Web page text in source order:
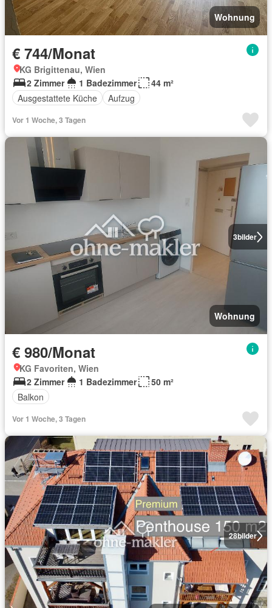
Wohnung
€ 744/Monat
KG Brigittenau, Wien
2 Zimmer
1 Badezimmer
44 m²
Ausgestattete Küche
Aufzug
Vor 1 Woche, 3 Tagen
3bilder
Wohnung
€ 980/Monat
KG Favoriten, Wien
2 Zimmer
1 Badezimmer
50 m²
Balkon
Vor 1 Woche, 3 Tagen
28bilder